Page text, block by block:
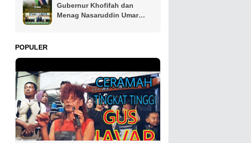
Tetap Damai
Gubernur Khofifah dan
Menag Nasaruddin Umar
POPULER